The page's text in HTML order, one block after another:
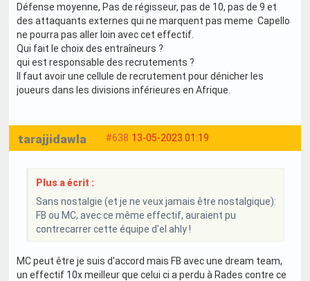
Défense moyenne, Pas de régisseur, pas de 10, pas de 9 et
des attaquants externes qui ne marquent pas meme Capello
ne pourra pas aller loin avec cet effectif.
Qui fait le choix des entraîneurs ?
qui est responsable des recrutements ?
Il faut avoir une cellule de recrutement pour dénicher les
joueurs dans les divisions inférieures en Afrique.
#638 13-05-2023 01:19
tarajjidawla
Plus a écrit :
Sans nostalgie (et je ne veux jamais être nostalgique):
FB ou MC, avec ce même effectif, auraient pu
contrecarrer cette équipe d'el ahly !
MC peut être je suis d'accord mais FB avec une dream team,
un effectif 10x meilleur que celui ci a perdu à Rades contre ce